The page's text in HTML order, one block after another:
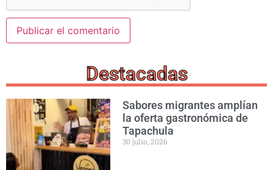
Destacadas
Sabores migrantes amplían
la oferta gastronómica de
Tapachula
30 julio, 2026